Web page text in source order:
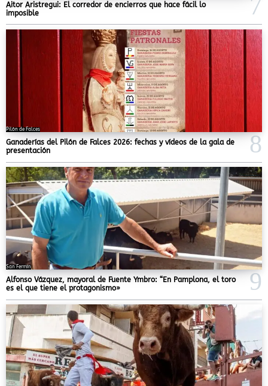
Aitor Aristregui: El corredor de encierros que hace fácil lo
imposible
Pilón de Falces
Ganaderías del Pilón de Falces 2026: fechas y vídeos de la gala de
presentación
San Fermín
Alfonso Vázquez, mayoral de Fuente Ymbro: “En Pamplona, el toro
es el que tiene el protagonismo»